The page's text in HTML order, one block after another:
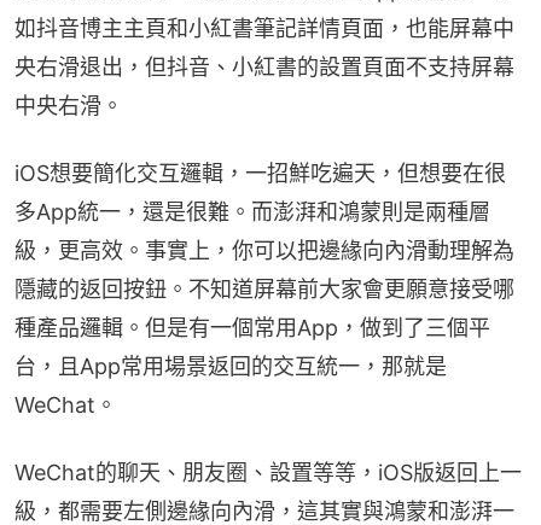
如抖音博主主頁和小紅書筆記詳情頁面，也能屏幕中
央右滑退出，但抖音、小紅書的設置頁面不支持屏幕
中央右滑。
iOS想要簡化交互邏輯，一招鮮吃遍天，但想要在很
多App統一，還是很難。而澎湃和鴻蒙則是兩種層
級，更高效。事實上，你可以把邊緣向內滑動理解為
隱藏的返回按鈕。不知道屏幕前大家會更願意接受哪
種產品邏輯。但是有一個常用App，做到了三個平
台，且App常用場景返回的交互統一，那就是
WeChat。
WeChat的聊天、朋友圈、設置等等，iOS版返回上一
級，都需要左側邊緣向內滑，這其實與鴻蒙和澎湃一